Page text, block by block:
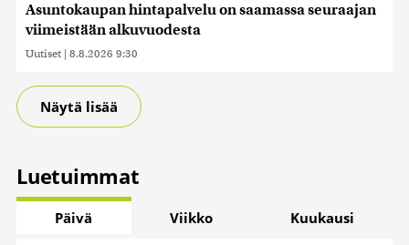
Asuntokaupan hintapalvelu on saamassa seuraajan
viimeistään alkuvuodesta
Uutiset | 8.8.2026 9:30
Näytä lisää
Luetuimmat
Päivä Viikko Kuukausi